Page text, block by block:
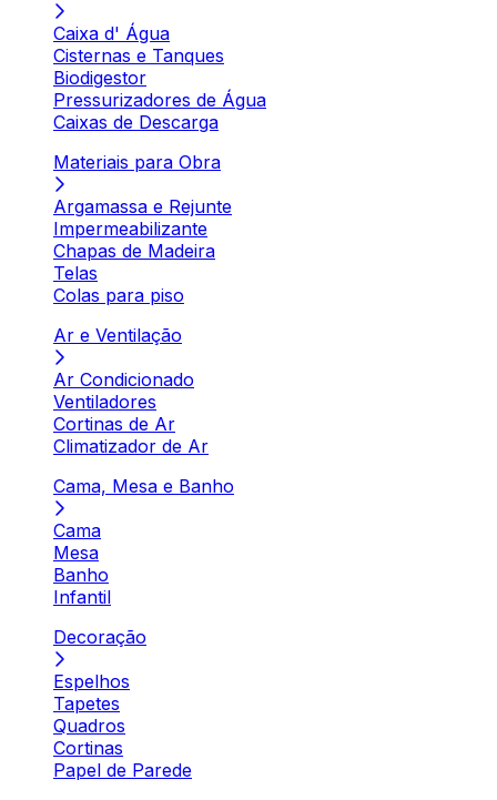
Caixa d' Água
Cisternas e Tanques
Biodigestor
Pressurizadores de Água
Caixas de Descarga
Materiais para Obra
Argamassa e Rejunte
Impermeabilizante
Chapas de Madeira
Telas
Colas para piso
Ar e Ventilação
Ar Condicionado
Ventiladores
Cortinas de Ar
Climatizador de Ar
Cama, Mesa e Banho
Cama
Mesa
Banho
Infantil
Decoração
Espelhos
Tapetes
Quadros
Cortinas
Papel de Parede